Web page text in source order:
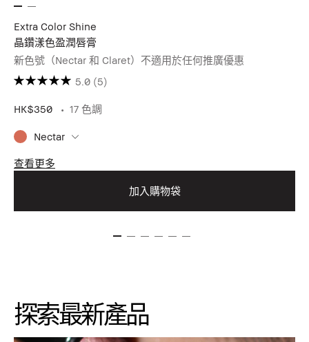
Extra Color Shine
晶鑽漾色盈潤唇膏
新色號（Nectar 和 Claret）不適用於任何推廣優惠
5.0 (5)
HK$350 17 色調
Nectar
查看更多
加入購物袋
探索最新產品